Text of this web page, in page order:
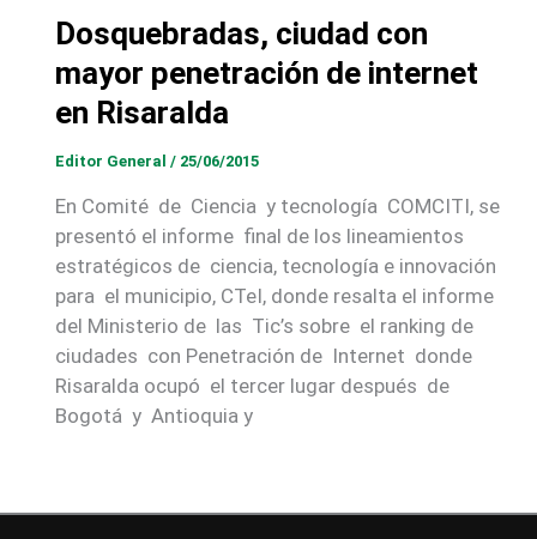
Dosquebradas, ciudad con
mayor penetración de internet
en Risaralda
Editor General / 25/06/2015
En Comité de Ciencia y tecnología COMCITI, se
presentó el informe final de los lineamientos
estratégicos de ciencia, tecnología e innovación
para el municipio, CTeI, donde resalta el informe
del Ministerio de las Tic’s sobre el ranking de
ciudades con Penetración de Internet donde
Risaralda ocupó el tercer lugar después de
Bogotá y Antioquia y